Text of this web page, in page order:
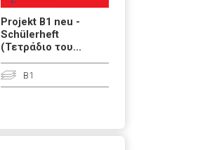
Projekt B1 neu -
Schülerheft
(Τετράδιο του...
B1